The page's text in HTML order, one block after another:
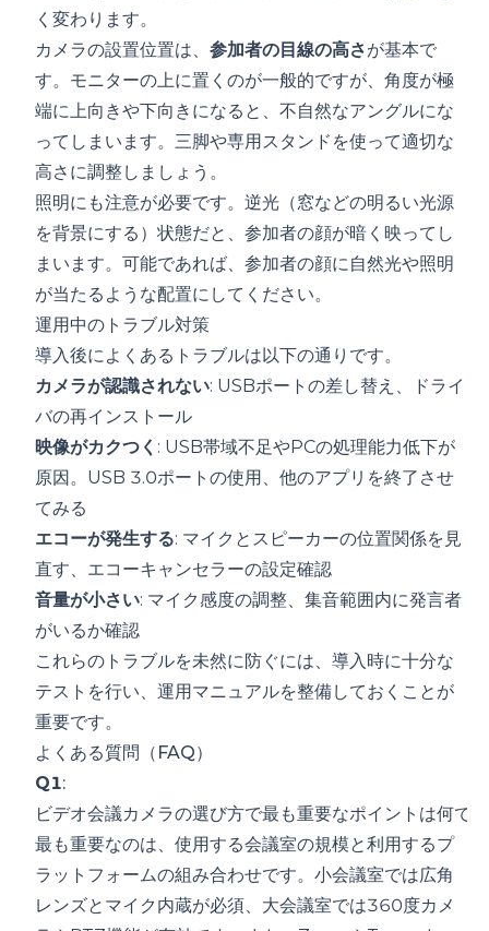
く変わります。
カメラの設置位置は、 参加者の目線の高さが基本で
す。モニターの上に置くのが一般的ですが、角度が極
端に上向きや下向きになると、不自然なアングルにな
ってしまいます。三脚や専用スタンドを使って適切な
高さに調整しましょう。
照明にも注意が必要です。逆光（窓などの明るい光源
を背景にする）状態だと、参加者の顔が暗く映ってし
まいます。可能であれば、参加者の顔に自然光や照明
が当たるような配置にしてください。
運用中のトラブル対策
導入後によくあるトラブルは以下の通りです。
カメラが認識されない: USBポートの差し替え、ドライ
バの再インストール
映像がカクつく : USB帯域不足やPCの処理能力低下が
原因。USB 3.0ポートの使用、他のアプリを終了させ
てみる
エコーが発生する: マイクとスピーカーの位置関係を見
直す、エコーキャンセラーの設定確認
音量が小さい: マイク感度の調整、集音範囲内に発言者
がいるか確認
これらのトラブルを未然に防ぐには、導入時に十分な
テストを行い、運用マニュアルを整備しておくことが
重要です。
よくある質問（FAQ）
Q1:
ビデオ会議カメラの選び方で最も重要なポイントは何で
最も重要なのは、使用する会議室の規模と利用するプ
ラットフォームの組み合わせです。小会議室では広角
レンズとマイク内蔵が必須、大会議室では360度カメ